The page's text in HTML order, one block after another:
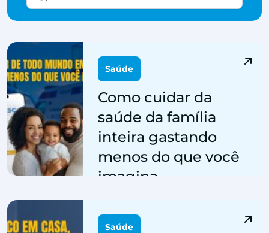
Saúde
Como cuidar da
saúde da família
inteira gastando
menos do que você
imagina
Saúde